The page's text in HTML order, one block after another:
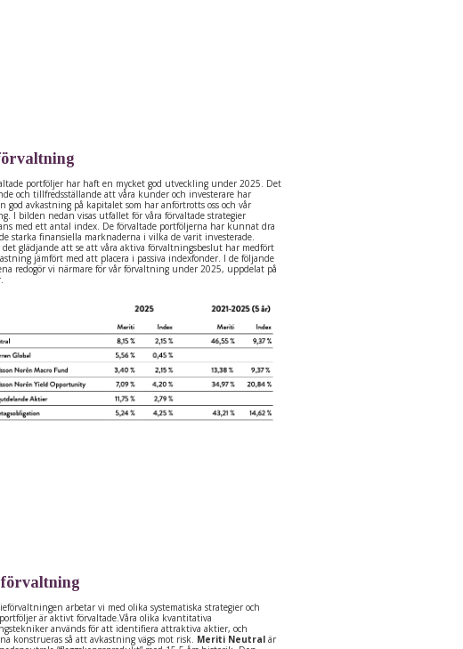
portföljer har haft en mycket god utveckling under 2025. Det
och tillfredsställande att våra kunder och investerare har
god avkastning på kapitalet som har anförtrotts oss och vår
I bilden nedan visas utfallet för våra förvaltade strategier
med ett antal index. De förvaltade portföljerna har kunnat dra
starka finansiella marknaderna i vilka de varit investerade.
glädjande att se att våra aktiva förvaltningsbeslut har medfört
jämfört med att placera i passiva indexfonder. I de följande
redogör vi närmare för vår förvaltning under 2025, uppdelat på
arbetar vi med olika systematiska strategier och
är aktivt förvaltade.Våra olika kvantitativa
används för att identifiera attraktiva aktier, och
konstrueras så att avkastning vägs mot risk. Meriti Neutral är